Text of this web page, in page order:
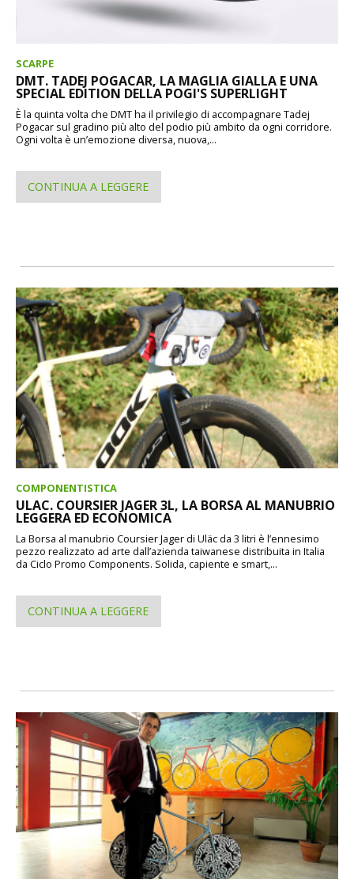
SCARPE
DMT. TADEJ POGACAR, LA MAGLIA GIALLA E UNA
SPECIAL EDITION DELLA POGI'S SUPERLIGHT
È la quinta volta che DMT ha il privilegio di accompagnare Tadej
Pogacar sul gradino più alto del podio più ambito da ogni corridore.
Ogni volta è un’emozione diversa, nuova,...
CONTINUA A LEGGERE
COMPONENTISTICA
ULAC. COURSIER JAGER 3L, LA BORSA AL MANUBRIO
LEGGERA ED ECONOMICA
La Borsa al manubrio Coursier Jager di Uläc da 3 litri è l’ennesimo
pezzo realizzato ad arte dall’azienda taiwanese distribuita in Italia
da Ciclo Promo Components. Solida, capiente e smart,...
CONTINUA A LEGGERE